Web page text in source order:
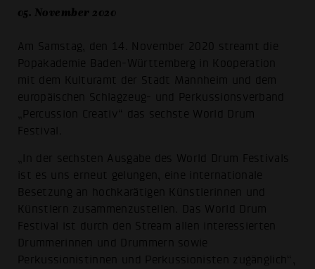
05. November 2020
Am Samstag, den 14. November 2020 streamt die
Popakademie Baden-Württemberg in Kooperation
mit dem Kulturamt der Stadt Mannheim und dem
europäischen Schlagzeug- und Perkussionsverband
„Percussion Creativ“ das sechste World Drum
Festival.
„In der sechsten Ausgabe des World Drum Festivals
ist es uns erneut gelungen, eine internationale
Besetzung an hochkarätigen Künstlerinnen und
Künstlern zusammenzustellen. Das World Drum
Festival ist durch den Stream allen interessierten
Drummerinnen und Drummern sowie
Perkussionistinnen und Perkussionisten zugänglich“,